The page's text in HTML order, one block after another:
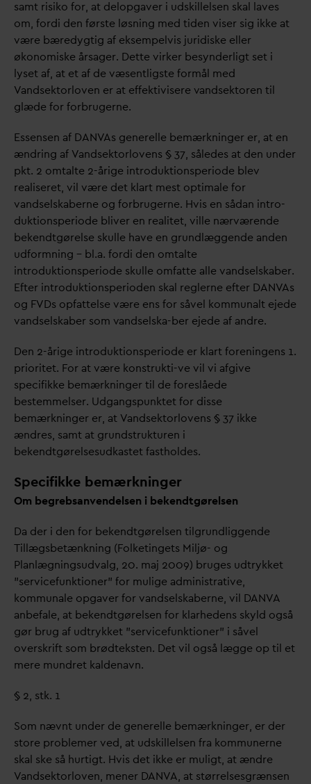
samt risiko for, at delopgaver i udskillelsen skal laves
om, fordi den første løsning med tiden viser sig ikke at
være bæredygtig af eksempelvis juridiske eller
økonomiske årsager. Dette virker besynderligt set i
lyset af, at et af de væsentligste formål med
Vandsektorloven er at effektivisere vandsektoren til
glæde for forbrugerne.
Essensen af DANVAs generelle bemærkninger er, at en
ændring af Vandsektorlovens § 37, således at den under
pkt. 2 omtalte 2-årige introduktionsperiode blev
realiseret, vil være det klart mest optimale for
vandselskaberne og forbrugerne. Hvis en sådan intro-
duktionsperiode bliver en realitet, ville nærværende
bekendtgørelse skulle have en grundlæggende anden
udformning – bl.a. fordi den omtalte
introduktionsperiode skulle omfatte alle vandselskaber.
Efter introduktionsperioden skal reglerne efter DANVAs
og FVDs opfattelse være ens for såvel kommunalt ejede
vandselskaber som vandselska-ber ejede af andre.
Den 2-årige introduktionsperiode er klart foreningens 1.
prioritet. For at være konstrukti-ve vil vi afgive
specifikke bemærkninger til de foreslåede
bestemmelser. Udgangspunktet for disse
bemærkninger er, at Vandsektorlovens § 37 ikke
ændres, samt at grundstrukturen i
bekendtgørelsesudkastet fastholdes.
Specifikke bemærkninger
Om begrebsanvendelsen i bekendtgørelsen
Da der i den for bekendtgørelsen tilgrundliggende
Tillægsbetænkning (Folketingets Miljø- og
Planlægningsudvalg, 20. maj 2009) bruges udtrykket
”servicefunktioner” for mulige administrative,
kommunale opgaver for vandselskaberne, vil DANVA
anbefale, at bekendtgørelsen for klarhedens skyld også
gør brug af udtrykket ”servicefunktioner” i såvel
overskrift som brødteksten. Det vil også lægge op til et
mere mundret kaldenavn.
§ 2, stk. 1
Som nævnt under de generelle bemærkninger, er der
store problemer ved, at udskillelsen fra kommunerne
skal ske så hurtigt. Hvis det ikke er muligt, at ændre
Vandsektorloven, mener DANVA, at størrelsesgrænsen